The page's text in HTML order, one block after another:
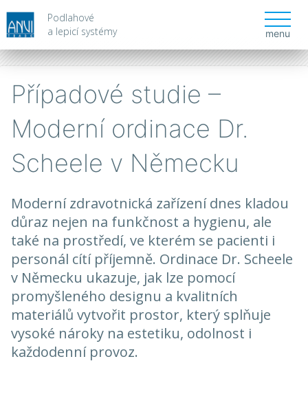
Podlahové
a lepicí systémy
menu
Případové studie –
Moderní ordinace Dr.
Scheele v Německu
Moderní zdravotnická zařízení dnes kladou
důraz nejen na funkčnost a hygienu, ale
také na prostředí, ve kterém se pacienti i
personál cítí příjemně. Ordinace Dr. Scheele
v Německu ukazuje, jak lze pomocí
promyšleného designu a kvalitních
materiálů vytvořit prostor, který splňuje
vysoké nároky na estetiku, odolnost i
každodenní provoz.